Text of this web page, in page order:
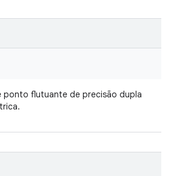
ponto flutuante de precisão dupla